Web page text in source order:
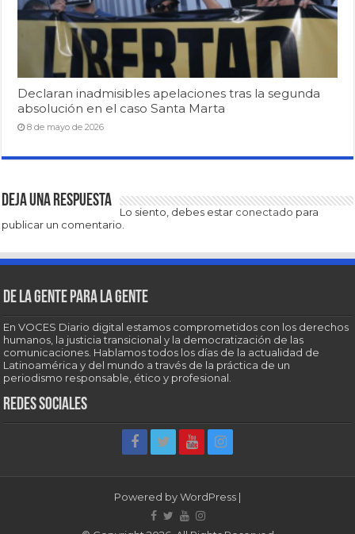
Declaran inadmisibles apelaciones tras la segunda
absolución en el caso Santa Marta
8 de mayo de 2026
Deja una respuesta
Lo siento, debes estar conectado para
publicar un comentario.
De la gente para la gente
En VOCES Diario digital estamos comprometidos con los derechos
humanos, la justicia transicional y la democratización de las
comunicaciones. Hablamos todos los días de la actualidad de
Latinoamérica y del mundo a través de la práctica de un
periodismo responsable, ético y profesional.
Redes sociales
Powered byWordPress |